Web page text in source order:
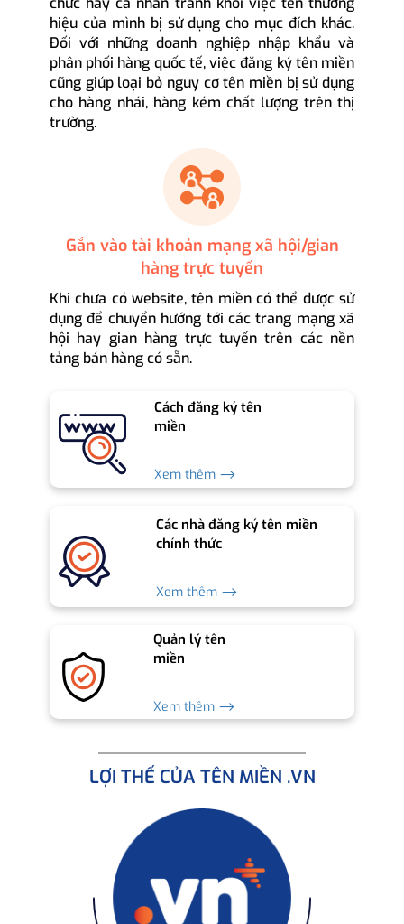
hiệu của mình bị sử dụng cho mục đích khác.
Đối với những doanh nghiệp nhập khẩu và
phân phối hàng quốc tế, việc đăng ký tên miền
cũng giúp loại bỏ nguy cơ tên miền bị sử dụng
cho hàng nhái, hàng kém chất lượng trên thị
trường.
Gắn vào tài khoản mạng xã hội/gian
hàng trực tuyến
Khi chưa có website, tên miền có thể được sử
dụng để chuyển hướng tới các trang mạng xã
hội hay gian hàng trực tuyến trên các nền
tảng bán hàng có sẵn.
Cách đăng ký tên
miền
Xem thêm ⟶
Các nhà đăng ký tên miền
chính thức
Xem thêm ⟶
Quản lý tên
miền
Xem thêm ⟶
LỢI THẾ CỦA TÊN MIỀN .VN